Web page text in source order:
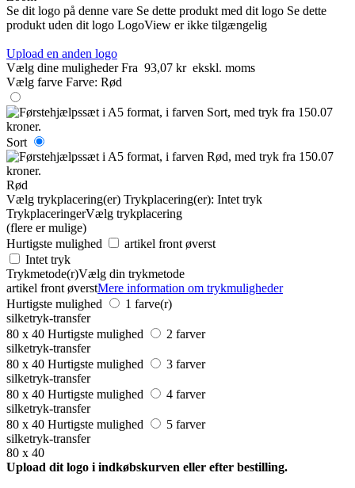
Se dit logo på denne vare Se dette produkt med dit logo Se dette
produkt uden dit logo LogoView er ikke tilgængelig
Upload en anden logo
Vælg dine muligheder Fra 93,07 kr ekskl. moms
Vælg farve Farve: Rød
Sort
Rød
Vælg trykplacering(er) Trykplacering(er): Intet tryk
TrykplaceringerVælg trykplacering
(flere er mulige)
Hurtigste mulighed
artikel front øverst
Intet tryk
Trykmetode(r)Vælg din trykmetode
artikel front øverstMere information om trykmuligheder
Hurtigste mulighed
1 farve(r)
silketryk-transfer
80 x 40 Hurtigste mulighed
2 farver
silketryk-transfer
80 x 40 Hurtigste mulighed
3 farver
silketryk-transfer
80 x 40 Hurtigste mulighed
4 farver
silketryk-transfer
80 x 40 Hurtigste mulighed
5 farver
silketryk-transfer
80 x 40
Upload dit logo i indkøbskurven eller efter bestilling.